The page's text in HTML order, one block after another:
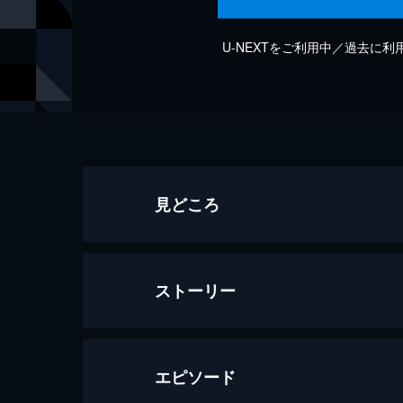
U-NEXTをご利用中／過去に利
見どころ
ストーリー
エピソード